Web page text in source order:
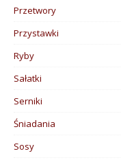
Przetwory
Przystawki
Ryby
Sałatki
Serniki
Śniadania
Sosy